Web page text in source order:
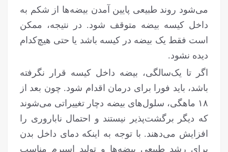
می‌شود روند طبیعی پایین آمدن بیضه‌ها از شکم به
داخل کیسه بیضه متوقف شود. در نتیجه، ممکن
است فقط یک بیضه در کیسه باشد یا حتی هیچ‌کدام
دیده نشود.
اگر تا یک‌سالگی، بیضه داخل کیسه قرار نگرفته
باشد، باید فورا برای درمان اقدام شود. چون بعد از
۱۸ ماهگی، سلول‌های بیضه دچار تغییراتی می‌شوند
که دیگر برگشت‌پذیر نیستند و احتمال ناباروری را
افزایش می‌دهند. با توجه به اینکه دمای داخل بدن
برای رشد طبیعی بیضه‌ها و تولید اسپرم مناسب